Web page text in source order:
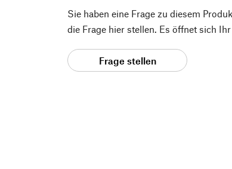
Sie haben eine Frage zu diesem
die Frage hier stellen. Es öffnet sich
Frage stellen